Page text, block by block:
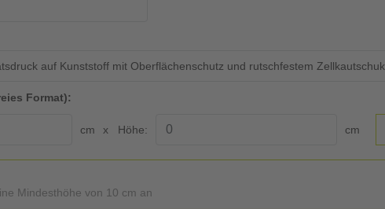
auf Kunststoff mit Oberflächenschutz und rutschfestem Zellkautschuk
Format):
cm Höhe: cm
Mindesthöhe von 10 cm an